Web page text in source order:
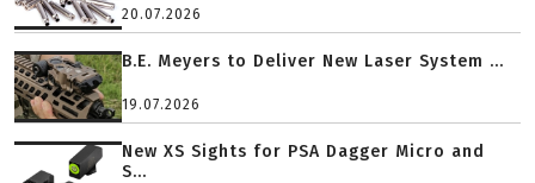
20.07.2026
B.E. Meyers to Deliver New Laser System ...
19.07.2026
New XS Sights for PSA Dagger Micro and
S...